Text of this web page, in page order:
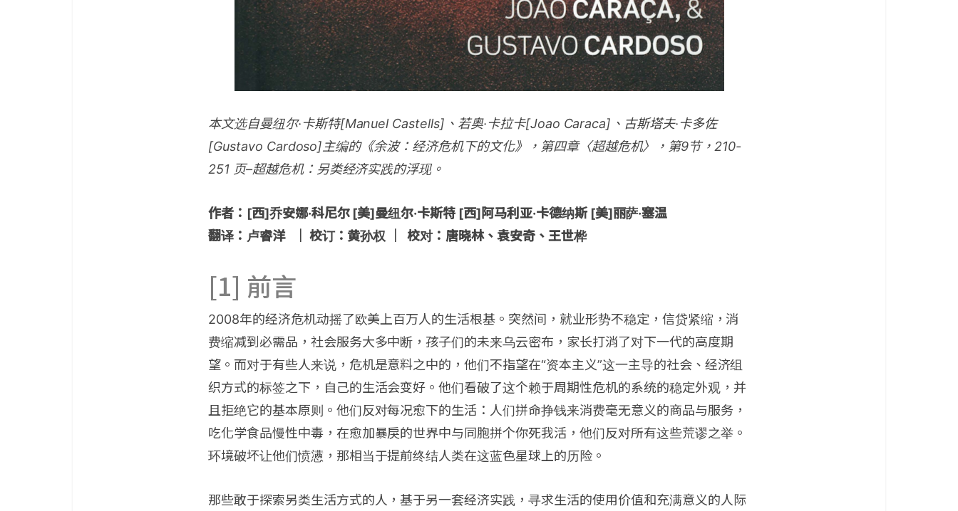
本文选自曼纽尔·卡斯特[Manuel Castells]、若奥·卡拉卡[Joao Caraca]、古斯塔夫·卡多佐
[Gustavo Cardoso]主编的《余波：经济危机下的文化》，第四章〈超越危机〉，第9节， 210-
251 页–超越危机：另类经济实践的浮现。
作者：[西]乔安娜·科尼尔 [美]曼纽尔·卡斯特 [西]阿马利亚·卡德纳斯 [美]丽萨·塞温
翻译：卢睿洋 ｜ 校订：黄孙权 ｜ 校对：唐晓林、袁安奇、王世桦
[1] 前言
2008年的经济危机动摇了欧美上百万人的生活根基。突然间，就业形势不稳定，信贷紧缩，消
费缩减到必需品，社会服务大多中断，孩子们的未来乌云密布，家长打消了对下一代的高度期
望。而对于有些人来说，危机是意料之中的，他们不指望在“资本主义”这一主导的社会、经济组
织方式的标签之下，自己的生活会变好。他们看破了这个赖于周期性危机的系统的稳定外观，并
且拒绝它的基本原则。他们反对每况愈下的生活：人们拼命挣钱来消费毫无意义的商品与服务，
吃化学食品慢性中毒，在愈加暴戾的世界中与同胞拼个你死我活，他们反对所有这些荒谬之举。
环境破坏让他们愤懑，那相当于提前终结人类在这蓝色星球上的历险。
那些敢于探索另类生活方式的人，基于另一套经济实践，寻求生活的使用价值和充满意义的人际